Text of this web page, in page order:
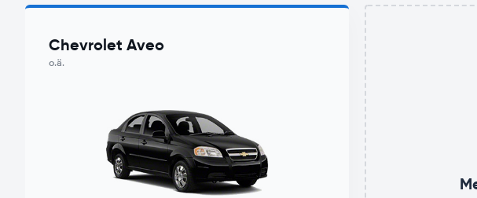
Chevrolet Aveo
o.ä.